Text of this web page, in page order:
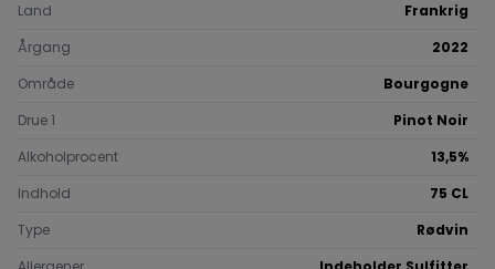
Land
Frankrig
Årgang
2022
Område
Bourgogne
Drue 1
Pinot Noir
Alkoholprocent
13,5%
Indhold
75 CL
Type
Rødvin